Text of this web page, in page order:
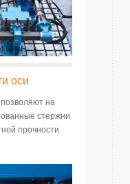
оси
на
стержни
прочности.